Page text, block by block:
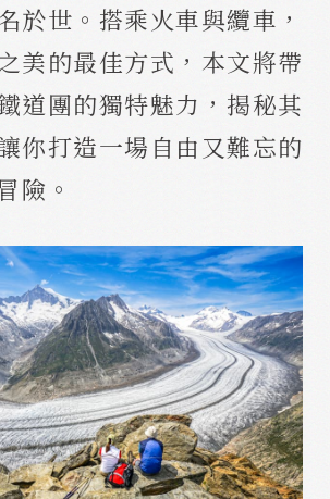
於世。搭乘火車與纜車，
美的最佳方式，本文將帶
道團的獨特魅力，揭秘其
你打造一場自由又難忘的
險。